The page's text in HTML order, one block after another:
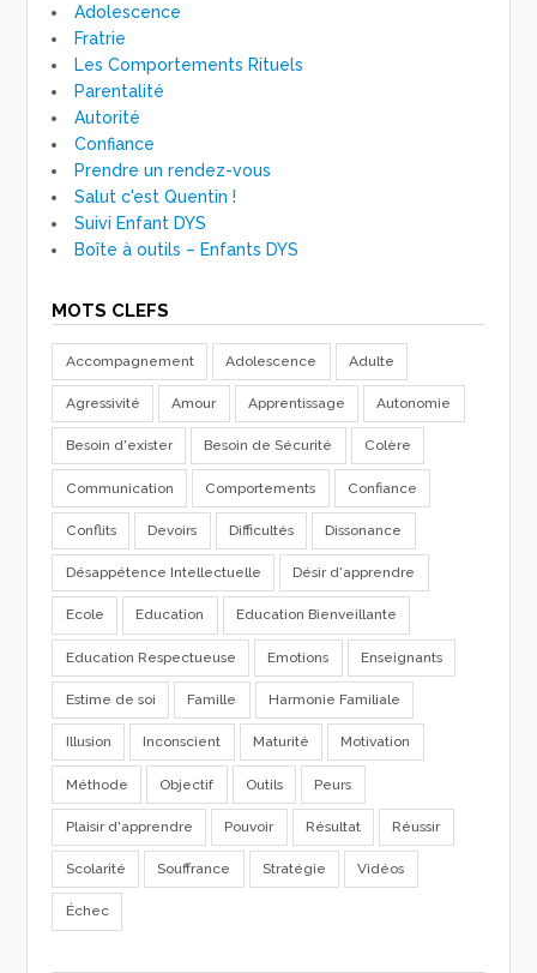
Adolescence
Fratrie
Les Comportements Rituels
Parentalité
Autorité
Confiance
Prendre un rendez-vous
Salut c'est Quentin !
Suivi Enfant DYS
Boîte à outils – Enfants DYS
MOTS CLEFS
Accompagnement Adolescence Adulte
Agressivité Amour Apprentissage Autonomie
Besoin d'exister Besoin de Sécurité Colère
Communication Comportements Confiance
Conflits Devoirs Difficultés Dissonance
Désappétence Intellectuelle Désir d'apprendre
Ecole Education Education Bienveillante
Education Respectueuse Emotions Enseignants
Estime de soi Famille Harmonie Familiale
Illusion Inconscient Maturité Motivation
Méthode Objectif Outils Peurs
Plaisir d'apprendre Pouvoir Résultat Réussir
Scolarité Souffrance Stratégie Vidéos
Échec